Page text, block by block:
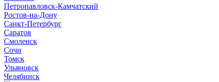
Петропавловск-Камчатский
Ростов-на-Дону
Санкт-Петербург
Саратов
Смоленск
Сочи
Томск
Ульяновск
Челябинск